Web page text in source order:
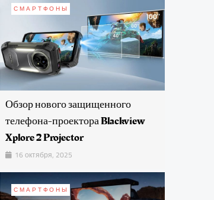
СМАРТФОНЫ
Обзор нового защищенного
телефона-проектора Blackview
Xplore 2 Projector
16 октября, 2025
СМАРТФОНЫ